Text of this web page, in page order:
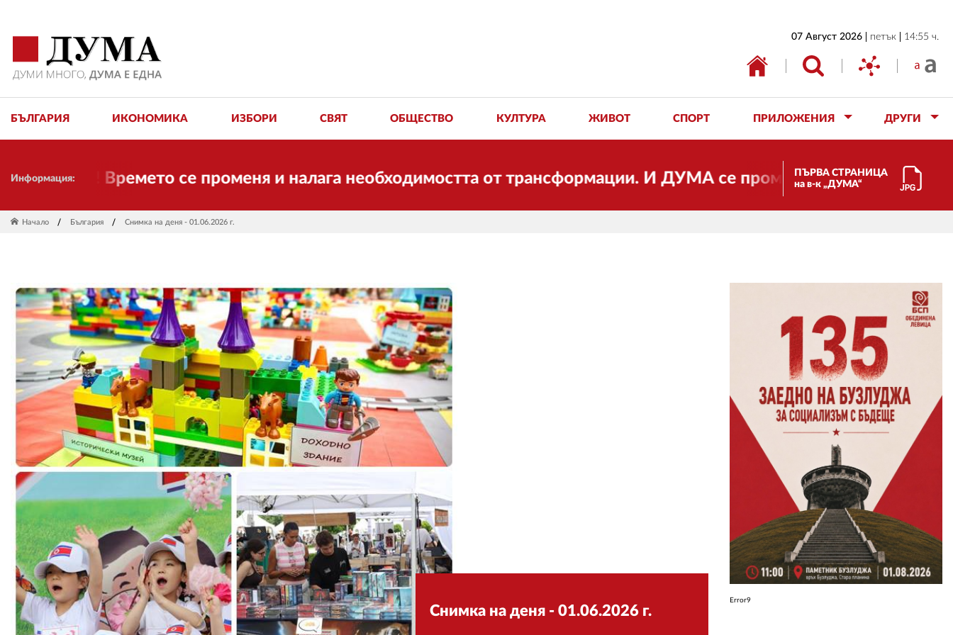
07 Август 2026 петък 14:55 ч.
БЪЛГАРИЯ ИКОНОМИКА ИЗБОРИ СВЯТ ОБЩЕСТВО КУЛТУРА ЖИВОТ СПОРТ ПРИЛОЖЕНИЯ ДРУГИ
Информация:Времето се променя и налага необходимостта от трансформации. И ДУМА се променя и става електронно
ПЪРВА СТРАНИЦА
на в-к „ДУМА“
Начало България Снимка на деня - 01.06.2026 г.
Снимка на деня - 01.06.2026 г.
Error9
ИКОНОМИКА
ОБЩЕСТВО
АВТОРИ
РЕДАКЦИЯ
РЕКЛАМА
АБОНАМЕНТ
УСЛОВИЯ ЗА ПОЛЗВАНЕ
ПОЛИТИКА ЗА БИСКВИТКИТЕ
ПОЛИТИКАТА ЗА